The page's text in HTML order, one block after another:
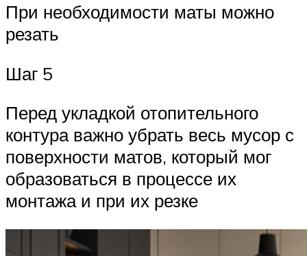
При необходимости маты можно
резать
Шаг 5
Перед укладкой отопительного
контура важно убрать весь мусор с
поверхности матов, который мог
образоваться в процессе их
монтажа и при их резке